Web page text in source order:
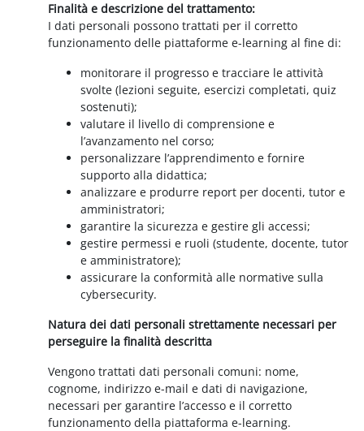
Finalità e descrizione del trattamento:
I dati personali possono trattati per il corretto
funzionamento delle piattaforme e-learning al fine di:
monitorare il progresso e tracciare le attività
svolte (lezioni seguite, esercizi completati, quiz
sostenuti);
valutare il livello di comprensione e
l’avanzamento nel corso;
personalizzare l’apprendimento e fornire
supporto alla didattica;
analizzare e produrre report per docenti, tutor e
amministratori;
garantire la sicurezza e gestire gli accessi;
gestire permessi e ruoli (studente, docente, tutor
e amministratore);
assicurare la conformità alle normative sulla
cybersecurity.
Natura dei dati personali strettamente necessari per
perseguire la finalità descritta
Vengono trattati dati personali comuni: nome,
cognome, indirizzo e-mail e dati di navigazione,
necessari per garantire l’accesso e il corretto
funzionamento della piattaforma e-learning.